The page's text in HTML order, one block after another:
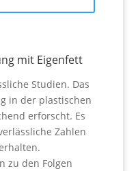
mit Eigenfett
Studien. Das
in der plastischen
erforscht. Es
Zahlen
zu den Folgen